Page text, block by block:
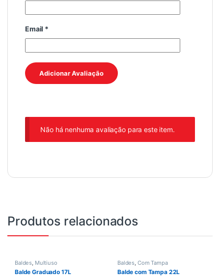
Email *
Não há nenhuma avaliação para este item.
Produtos relacionados
Baldes, Multiuso
Balde Graduado 17L
Baldes, Com Tampa
Balde com Tampa 22L